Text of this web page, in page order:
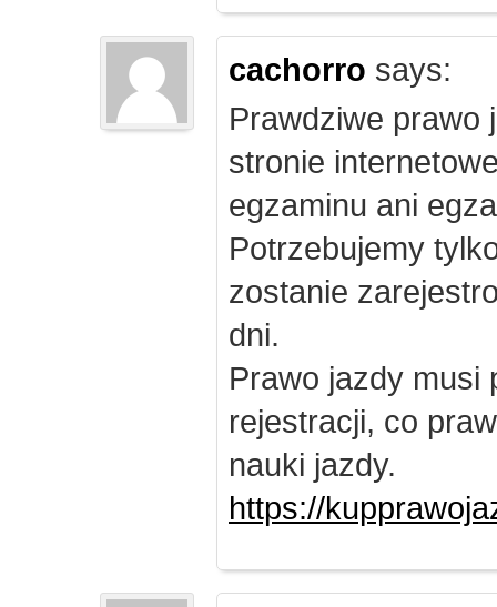
cachorro says:
Prawdziwe prawo
stronie
egzaminu ani
Potrzebujemy
zostanie
dni.
Prawo jazdy musi
rejestracji, co
nauki jazdy.
https://